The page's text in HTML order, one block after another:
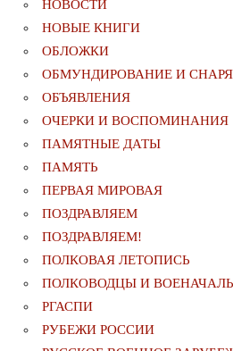
НОВОСТИ
НОВЫЕ КНИГИ
ОБЛОЖКИ
ОБМУНДИРОВАНИЕ И
ОБЪЯВЛЕНИЯ
ОЧЕРКИ И ВОСПОМИНАНИЯ
ПАМЯТНЫЕ ДАТЫ
ПАМЯТЬ
ПЕРВАЯ МИРОВАЯ
ПОЗДРАВЛЯЕМ
ПОЗДРАВЛЯЕМ!
ПОЛКОВАЯ ЛЕТОПИСЬ
ПОЛКОВОДЦЫ И
РГАСПИ
РУБЕЖИ РОССИИ